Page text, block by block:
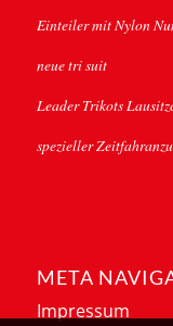
Einteiler mit Nylon
neue tri suit
Leader Trikots
spezieller
META
Impressum